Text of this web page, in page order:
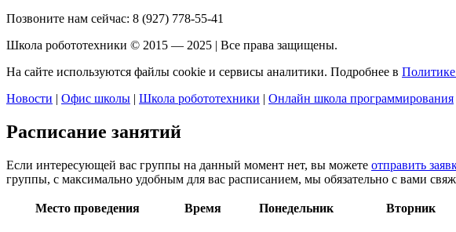
Позвоните нам сейчас: 8 (927) 778-55-41
Школа робототехники © 2015 — 2025 | Все права защищены.
На сайте используются файлы cookie и сервисы аналитики. Подробнее в
Новости | Офис школы | Школа робототехники | Онлайн школа программирования
Расписание занятий
Если интересующей вас группы на данный момент нет, вы можете отправить
группы, с максимально удобным для вас расписанием, мы обязательно с вами
Место проведения Время Понедельник Вторник